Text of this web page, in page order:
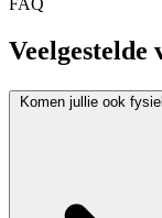
Veelgestelde